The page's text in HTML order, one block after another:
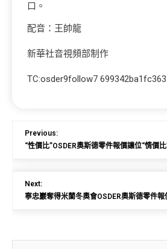
口。
配音：王帥龍
新華社音視頻部制作
TC:osder9follow7
Previous:
“性價比”OSDER奧斯德零件報價讓位“情價
Next:
寧忠巖奪得米蘭冬奧會OSDER奧斯德零件